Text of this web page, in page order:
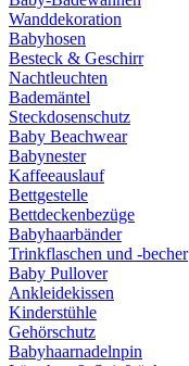
Wanddekoration
Babyhosen
Besteck & Geschirr
Nachtleuchten
Bademäntel
Steckdosenschutz
Baby Beachwear
Babynester
Kaffeeauslauf
Bettgestelle
Bettdeckenbezüge
Babyhaarbänder
Trinkflaschen und -becher
Baby Pullover
Ankleidekissen
Kinderstühle
Gehörschutz
Babyhaarnadelnpin